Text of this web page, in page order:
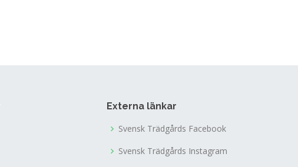
Externa länkar
Svensk Trädgårds Facebook
Svensk Trädgårds Instagram